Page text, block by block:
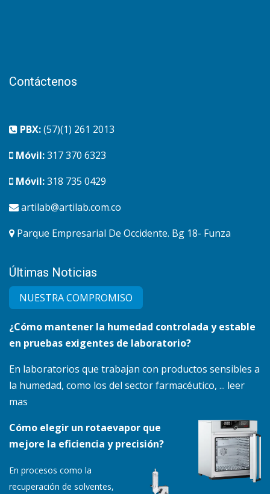
Contáctenos
PBX:(57)(1) 261 2013
Móvil:317 370 6323
Móvil:318 735 0429
artilab@artilab.com.co
Parque Empresarial De Occidente. Bg 18- Funza
Últimas Noticias
NUESTRA COMPRO​MISO
¿Cómo mantener la humedad controlada y estable
en pruebas exigentes de laboratorio?
En laboratorios que trabajan con productos sensibles a
la humedad, como los del sector farmacéutico, ... leer
mas
Cómo elegir un rotaevapor que
mejore la eficiencia y precisión?
En procesos como la
recuperación de solventes,